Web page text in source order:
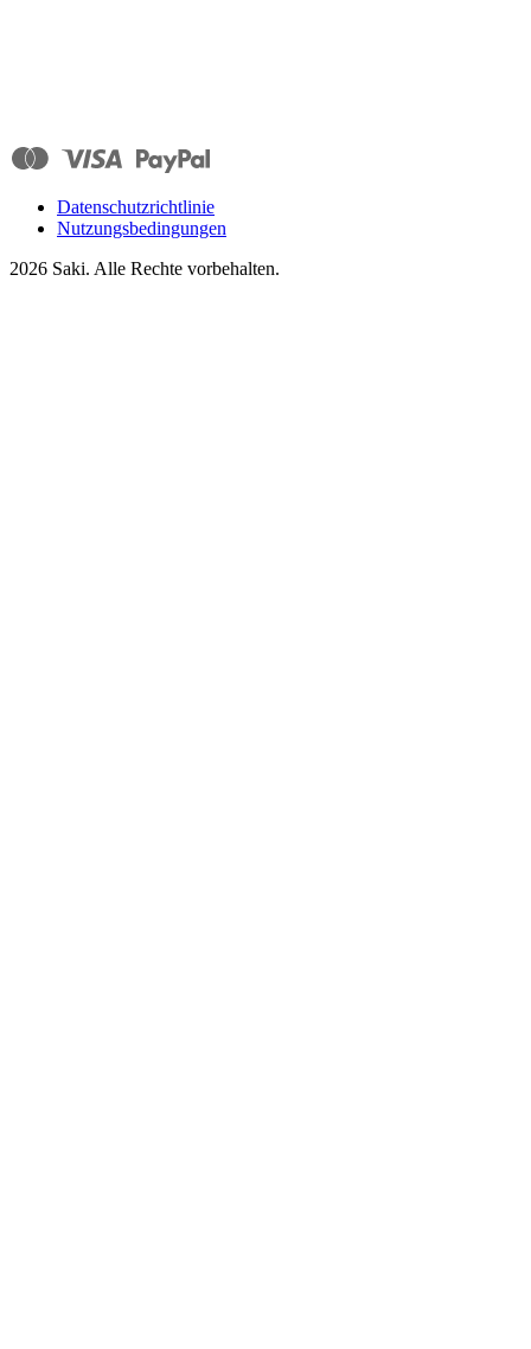
Datenschutzrichtlinie
Nutzungsbedingungen
2026 Saki. Alle Rechte vorbehalten.